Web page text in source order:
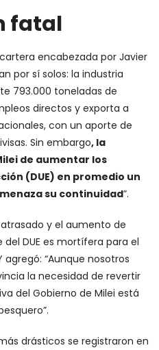
fatal
encabezada por Javier
por sí solos: la industria
793.000 toneladas de
directos y exporta a
con un aporte de
Sin embargo, la
de aumentar los
(DUE) en promedio un
su continuidad”.
y el aumento de
DUE es mortífera para el
agregó: “Aunque nosotros
la necesidad de revertir
del Gobierno de Milei está
drásticos se registraron en